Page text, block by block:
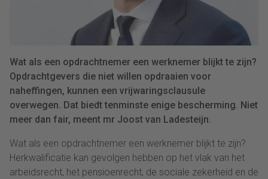
Wat als een opdrachtnemer een werknemer blijkt te zijn?
Opdrachtgevers die niet willen opdraaien voor
naheffingen, kunnen een vrijwaringsclausule
overwegen. Dat biedt tenminste enige bescherming. Niet
meer dan fair, meent mr Joost van Ladesteijn.
Wat als een opdrachtnemer een werknemer blijkt te zijn?
Herkwalificatie kan gevolgen hebben op het vlak van het
arbeidsrecht, het pensioenrecht, de sociale zekerheid en de